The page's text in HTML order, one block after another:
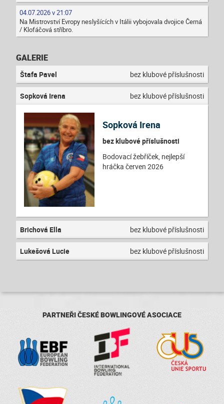
04.07.2026 v 21:07
Na Mistrovství Evropy neslyšících v Itálii vybojovala dvojice Černá
/ Klofáčová stříbro.
GALERIE
Štafa Pavel bez klubové příslušnosti
Sopková Irena bez klubové příslušnosti
Sopková Irena
bez klubové příslušnosti
Bodovací žebříček, nejlepší
hráčka červen 2026
Brichová Ella bez klubové příslušnosti
Lukešová Lucie bez klubové příslušnosti
PARTNEŘI ČESKÉ BOWLINGOVÉ ASOCIACE